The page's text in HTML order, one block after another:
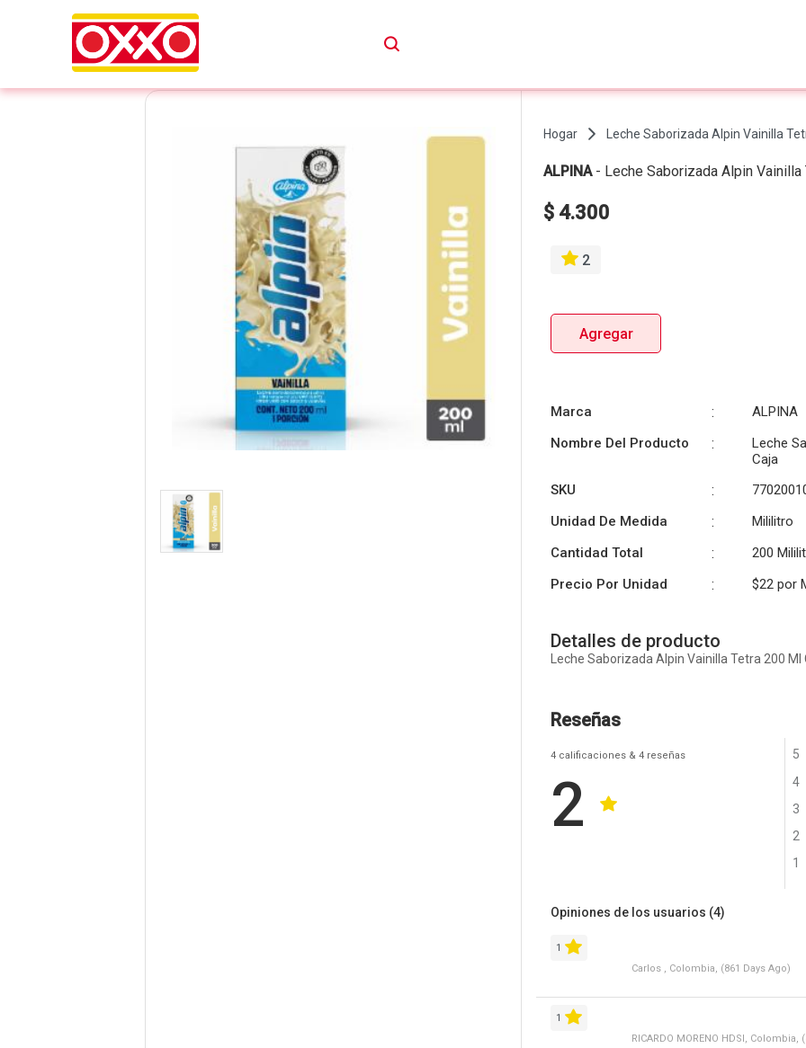
Hogar Leche Saborizada Alpin Vainilla
ALPINA- Leche Saborizada Alpin Vainilla
$ 4.300
2
Agregar
Marca :
ALPINA
Nombre Del Producto
:
Leche
Caja
SKU
:
Unidad De Medida
:
Mililitro
Cantidad Total
:
200
Precio Por Unidad
: $22 por
Detalles de producto
Leche Saborizada Alpin Vainilla Tetra 200 Ml
Reseñas
4 calificaciones & 4 reseñas
2
5
4
3
2
1
Opiniones de los usuarios (4)
1
Carlos , Colombia, (861 Days Ago)
1
RICARDO MORENO HDSI, Colombia,